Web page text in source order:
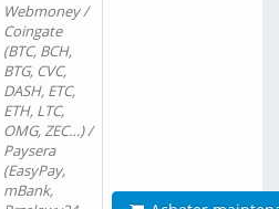
Webmoney /
Coingate
(BTC, BCH,
BTG, CVC,
DASH, ETC,
ETH, LTC,
OMG, ZEC…) /
Paysera
(EasyPay,
mBank,